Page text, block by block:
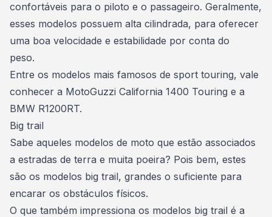
confortáveis para o piloto e o passageiro. Geralmente,
esses modelos possuem alta cilindrada, para oferecer
uma boa velocidade e estabilidade por conta do
peso.
Entre os modelos mais famosos de sport touring, vale
conhecer a MotoGuzzi California 1400 Touring e a
BMW R1200RT.
Big trail
Sabe aqueles modelos de moto que estão associados
a estradas de terra e muita poeira? Pois bem, estes
são os modelos big trail, grandes o suficiente para
encarar os obstáculos físicos.
O que também impressiona os modelos big trail é a